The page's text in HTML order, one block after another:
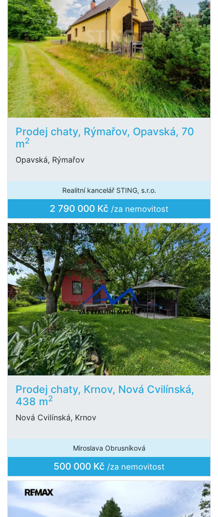
Prodej chaty, Rýmařov, Opavská, 70
m2
Opavská, Rýmařov
Realitní kancelář STING, s.r.o.
2 790 000 Kč /za nemovitost
Prodej chaty, Krnov, Nová Cvilínská,
438 m2
Nová Cvilínská, Krnov
Miroslava Obrusníková
500 000 Kč /za nemovitost